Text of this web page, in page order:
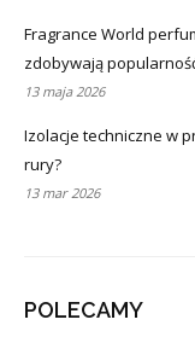
Fragrance World
zdobywają
13 maja 2026
Izolacje techniczne w
rury?
13 mar 2026
POLECAMY